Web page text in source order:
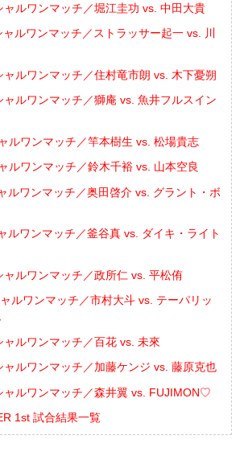
ルワンマッチ／堀江圭功 vs. 中田大貴
ルワンマッチ／ストラッサー起一 vs. 川
ルワンマッチ／住村竜市朗 vs. 木下憂朔
ルワンマッチ／獅庵 vs. 魚井フルスイン
ルワンマッチ／竿本樹生 vs. 松場貴志
ルワンマッチ／鈴木千裕 vs. 山本空良
ルワンマッチ／奥田啓介 vs. グラント・ボ
ルワンマッチ／釜谷真 vs. ダイキ・ライト
ャルワンマッチ／政所仁 vs. 平松侑
ルワンマッチ／市村大斗 vs. テーパリッ
ルワンマッチ／百花 vs. 未來
ャルワンマッチ／加藤ケンジ vs. 藤原克也
ャルワンマッチ／森井翼 vs. FUJIMON♡
1st 試合結果一覧